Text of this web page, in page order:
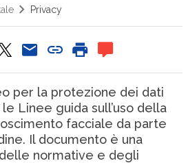
Privacy
per la protezione dei dati
Linee guida sull’uso della
facciale da parte
Il documento è una
normative e degli